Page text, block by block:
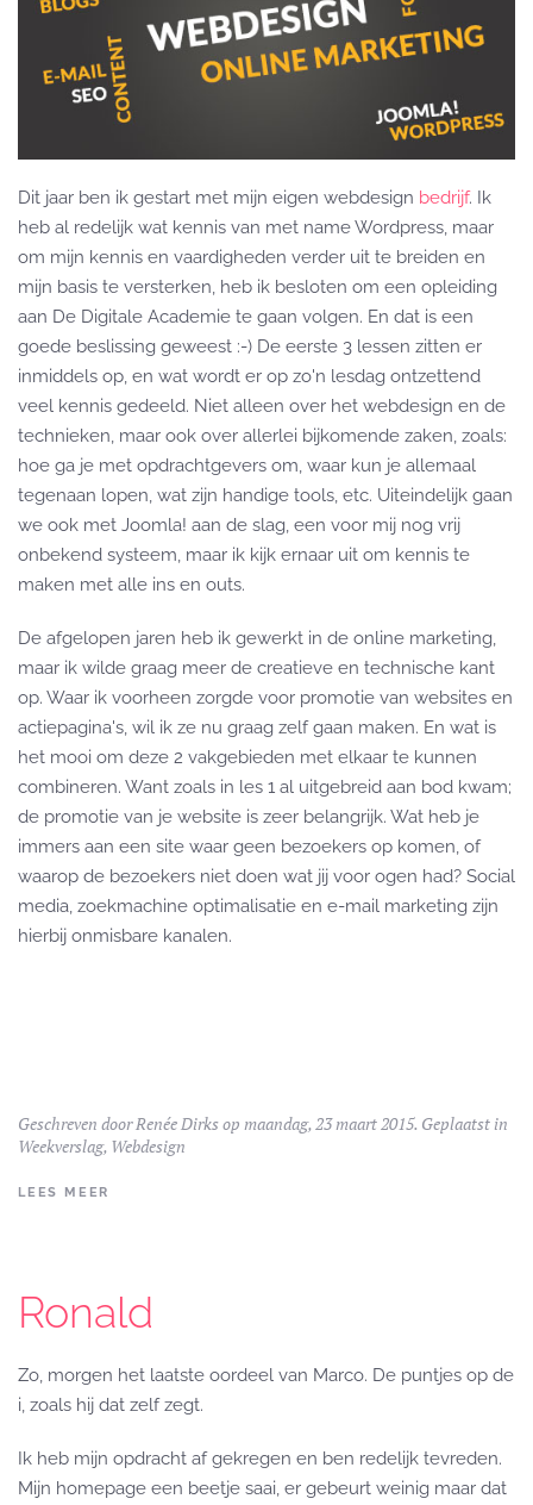
Dit jaar ben ik gestart met mijn eigen webdesign bedrijf. Ik
heb al redelijk wat kennis van met name Wordpress, maar
om mijn kennis en vaardigheden verder uit te breiden en
mijn basis te versterken, heb ik besloten om een opleiding
aan De Digitale Academie te gaan volgen. En dat is een
goede beslissing geweest :-) De eerste 3 lessen zitten er
inmiddels op, en wat wordt er op zo'n lesdag ontzettend
veel kennis gedeeld. Niet alleen over het webdesign en de
technieken, maar ook over allerlei bijkomende zaken, zoals:
hoe ga je met opdrachtgevers om, waar kun je allemaal
tegenaan lopen, wat zijn handige tools, etc. Uiteindelijk gaan
we ook met Joomla! aan de slag, een voor mij nog vrij
onbekend systeem, maar ik kijk ernaar uit om kennis te
maken met alle ins en outs.
De afgelopen jaren heb ik gewerkt in de online marketing,
maar ik wilde graag meer de creatieve en technische kant
op. Waar ik voorheen zorgde voor promotie van websites en
actiepagina's, wil ik ze nu graag zelf gaan maken. En wat is
het mooi om deze 2 vakgebieden met elkaar te kunnen
combineren. Want zoals in les 1 al uitgebreid aan bod kwam;
de promotie van je website is zeer belangrijk. Wat heb je
immers aan een site waar geen bezoekers op komen, of
waarop de bezoekers niet doen wat jij voor ogen had? Social
media, zoekmachine optimalisatie en e-mail marketing zijn
hierbij onmisbare kanalen.
Geschreven doorRenée Dirksop maandag, 23 maart 2015. Geplaatst in
Weekverslag, Webdesign
LEES MEER
Ronald
Zo, morgen het laatste oordeel van Marco. De puntjes op de
i, zoals hij dat zelf zegt.
Ik heb mijn opdracht af gekregen en ben redelijk tevreden.
Mijn homepage een beetje saai, er gebeurt weinig maar dat